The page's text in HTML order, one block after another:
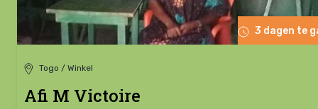
3 dagen te
Togo / Winkel
Afi M Victoire